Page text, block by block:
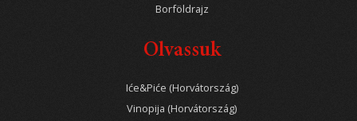
Borföldrajz
Olvassuk
Iće&Piće (Horvátország)
Vinopija (Horvátország)